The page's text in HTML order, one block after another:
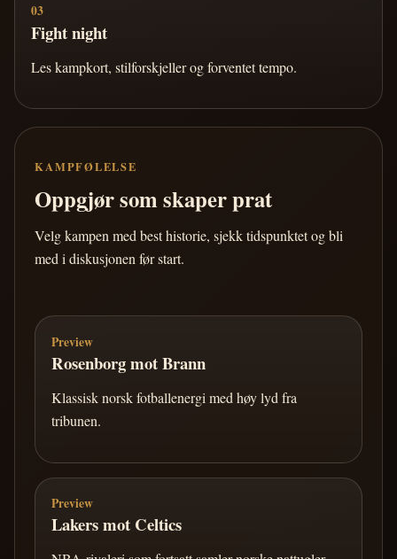
03
Fight night
Les kampkort, stilforskjeller og forventet tempo.
KAMPFØLELSE
Oppgjør som skaper prat
Velg kampen med best historie, sjekk tidspunktet og bli
med i diskusjonen før start.
Preview
Rosenborg mot Brann
Klassisk norsk fotballenergi med høy lyd fra
tribunen.
Preview
Lakers mot Celtics